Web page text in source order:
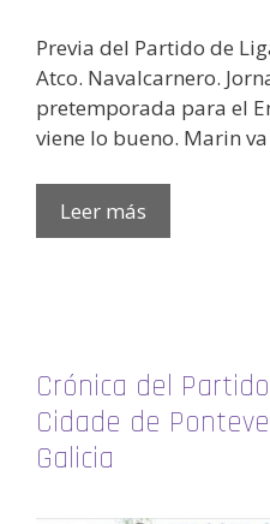
Previa del Partido de
Atco. Navalcarnero.
pretemporada para el
viene lo bueno. Marin
Leer más
Crónica del
Cidade de
Galicia